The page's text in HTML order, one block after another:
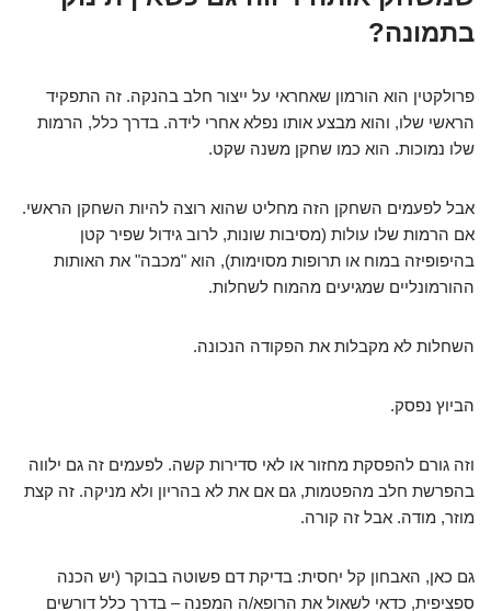
בתמונה?
פרולקטין הוא הורמון שאחראי על ייצור חלב בהנקה. זה התפקיד
הראשי שלו, והוא מבצע אותו נפלא אחרי לידה. בדרך כלל, הרמות
שלו נמוכות. הוא כמו שחקן משנה שקט.
אבל לפעמים השחקן הזה מחליט שהוא רוצה להיות השחקן הראשי.
אם הרמות שלו עולות (מסיבות שונות, לרוב גידול שפיר קטן
בהיפופיזה במוח או תרופות מסוימות), הוא "מכבה" את האותות
ההורמונליים שמגיעים מהמוח לשחלות.
השחלות לא מקבלות את הפקודה הנכונה.
הביוץ נפסק.
וזה גורם להפסקת מחזור או לאי סדירות קשה. לפעמים זה גם ילווה
בהפרשת חלב מהפטמות, גם אם את לא בהריון ולא מניקה. זה קצת
מוזר, מודה. אבל זה קורה.
גם כאן, האבחון קל יחסית: בדיקת דם פשוטה בבוקר (יש הכנה
ספציפית, כדאי לשאול את הרופא/ה המפנה – בדרך כלל דורשים